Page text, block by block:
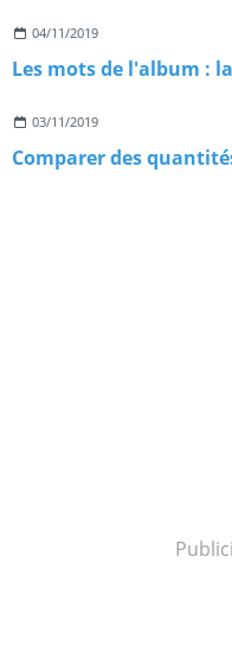
04/11/2019
03/11/2019
Comparer des